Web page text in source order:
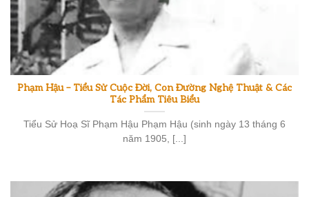
Phạm Hậu – Tiểu Sử Cuộc Đời, Con Đường Nghệ Thuật & Các
Tác Phẩm Tiêu Biểu
Tiểu Sử Hoạ Sĩ Phạm Hậu Phạm Hậu (sinh ngày 13 tháng 6
năm 1905, [...]